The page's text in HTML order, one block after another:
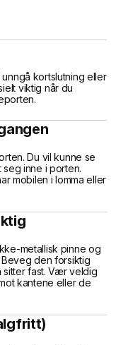
kortslutning eller
viktig når du
Du vil kunne se
seg inne i porten.
mobilen i lomma eller
metallisk pinne og
den forsiktig
sitter fast. Vær veldig
kantene eller de